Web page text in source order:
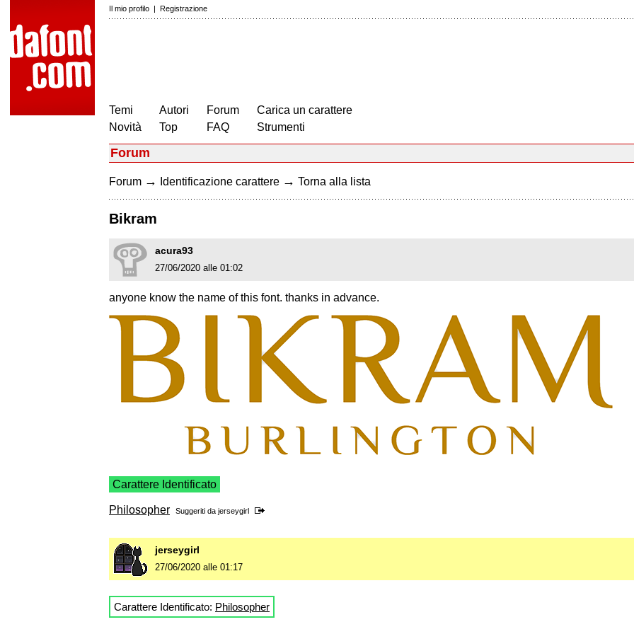
Il mio profilo | Registrazione
Temi
Novità
Autori
Top
Forum
FAQ
Carica un carattere
Strumenti
Forum
Forum → Identificazione carattere → Torna alla lista
Bikram
acura93
27/06/2020 alle 01:02
anyone know the name of this font. thanks in advance.
Carattere Identificato
Philosopher Suggeriti da jerseygirl
jerseygirl
27/06/2020 alle 01:17
Carattere Identificato: Philosopher